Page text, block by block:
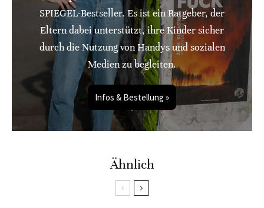
SPIEGEL-Bestseller. Es ist ein Ratgeber, der
Eltern dabei unterstützt, ihre Kinder sicher
durch die Nutzung von Handys und sozialen
Medien zu begleiten.
Infos & Bestellung »
Ähnlich